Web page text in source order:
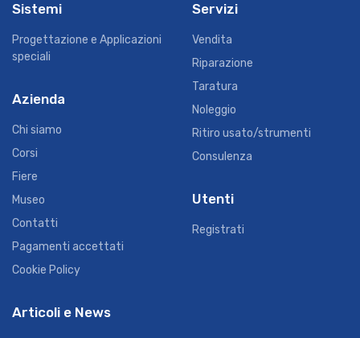
Sistemi
Progettazione e Applicazioni
speciali
Azienda
Chi siamo
Corsi
Fiere
Museo
Contatti
Pagamenti accettati
Cookie Policy
Servizi
Vendita
Riparazione
Taratura
Noleggio
Ritiro usato/strumenti
Consulenza
Utenti
Registrati
Articoli e News